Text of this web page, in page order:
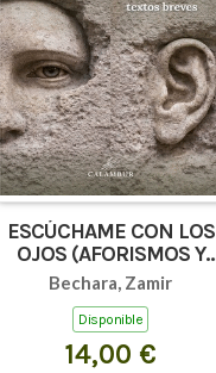
ESCÚCHAME CON LOS
OJOS (AFORISMOS Y
TEXTOS BREVES)
Bechara, Zamir
Disponible
14,00 €